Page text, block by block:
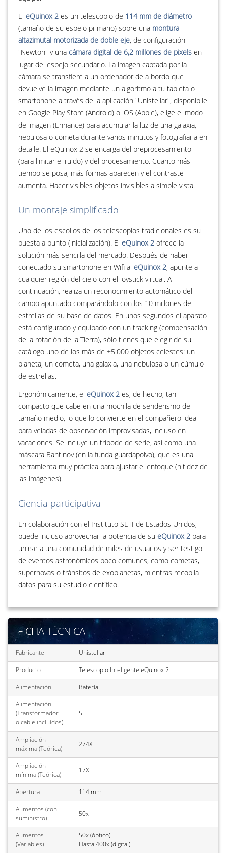
El eQuinox 2 es un telescopio de 114 mm de diámetro
(tamaño de su espejo primario) sobre una montura
altazimutal motorizada de doble eje, de configuración
"Newton" y una cámara digital de 6,2 millones de pixels en
lugar del espejo secundario. La imagen captada por la
cámara se transfiere a un ordenador de a bordo que
devuelve la imagen mediante un algoritmo a tu tableta o
smartphone a través de la aplicación "Unistellar", disponiblle
en Google Play Store (Android) o iOS (Apple), elige el modo
de imagen (Enhance) para acumular la luz de una galaxia,
nebulosa o cometa durante varios minutos y fotografiarla en
detalle. El eQuinox 2 se encarga del preprocesamiento
(para limitar el ruido) y del procesamiento. Cuanto más
tiempo se posa, más formas aparecen y el contraste
aumenta. Hacer visibles objetos invisibles a simple vista.
Un montaje simplificado
Uno de los escollos de los telescopios tradicionales es su
puesta a punto (inicialización). El eQuinox 2 ofrece la
solución más sencilla del mercado. Después de haber
conectado su smartphone en Wifi al eQuinox 2, apunte a
cualquier región del cielo con el joystick virtual. A
continuación, realiza un reconocimiento automático del
campo apuntado comparándolo con los 10 millones de
estrellas de su base de datos. En unos segundos el aparato
está configurado y equipado con un tracking (compensación
de la rotación de la Tierra), sólo tienes que elegir de su
catálogo uno de los más de +5.000 objetos celestes: un
planeta, un cometa, una galaxia, una nebulosa o un cúmulo
de estrellas.
Ergonómicamente, el eQuinox 2 es, de hecho, tan
compacto que cabe en una mochila de senderismo de
tamaño medio, lo que lo convierte en el compañero ideal
para veladas de observación improvisadas, incluso en
vacaciones. Se incluye un trípode de serie, así como una
máscara Bahtinov (en la funda guardapolvo), que es una
herramienta muy práctica para ajustar el enfoque (nitidez de
las imágenes).
Ciencia participativa
En colaboración con el Instituto SETI de Estados Unidos,
puede incluso aprovechar la potencia de su eQuinox 2 para
unirse a una comunidad de miles de usuarios y ser testigo
de eventos astronómicos poco comunes, como cometas,
supernovas o tránsitos de exoplanetas, mientras recopila
datos para su estudio científico.
FICHA TÉCNICA
Fabricante
Unistellar
Producto
Telescopio Inteligente eQuinox 2
Alimentación
Batería
Alimentación
(Transformador
o cable incluídos)
Si
Ampliación
máxima (Teórica)
274X
Ampliación
mínima (Teórica)
17X
Abertura
114 mm
Aumentos (con
suministro)
50x
Aumentos
(Variables)
50x (óptico)
Hasta 400x (digital)